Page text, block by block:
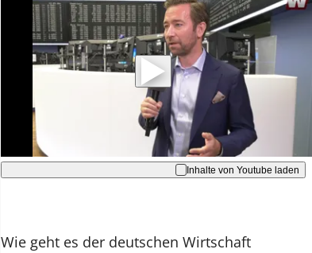
Mit der Wiedergabe dieses Videos
werden Daten an Youtube übertragen.
Hinweise dazu erhalten Sie in der
Datenschutzerklärung .
Akzeptieren
Inhalte von Youtube laden
Wie geht es der deutschen Wirtschaft